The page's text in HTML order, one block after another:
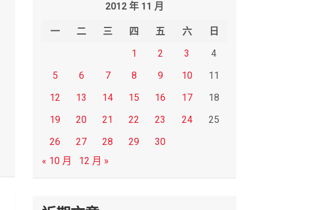
2012 年 11 月
一 二 三 四 五 六
日
1
2 3
4
5
6 7 8 9 10
11
12
13 14 15 16 17
18
19
20 21 22 23 24
25
26
27 28 29
30
« 10 月
12 月 »